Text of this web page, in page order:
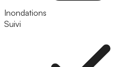
Inondations
Suivi